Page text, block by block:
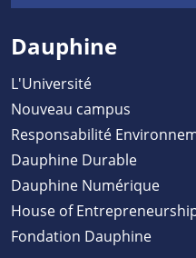
Dauphine
L'Université
Nouveau campus
Responsabilité
Dauphine Durable
Dauphine Numérique
House of
Fondation Dauphine